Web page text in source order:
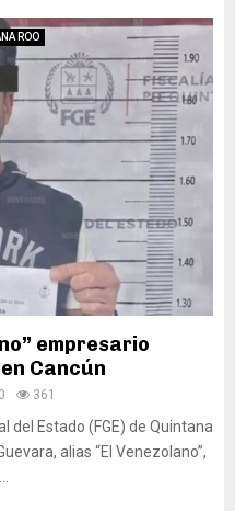
ROO
empresario
Cancún
0 361
del Estado (FGE) de Quintana
alias “El Venezolano”,